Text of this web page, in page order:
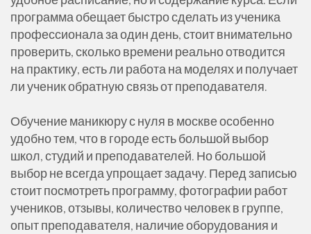
программа обещает быстро сделать из ученика
профессионала за один день, стоит внимательно
проверить, сколько времени реально отводится
на практику, есть ли работа на моделях и получает
ли ученик обратную связь от преподавателя.
Обучение маникюру с нуля в москве особенно
удобно тем, что в городе есть большой выбор
школ, студий и преподавателей. Но большой
выбор не всегда упрощает задачу. Перед записью
стоит посмотреть программу, фотографии работ
учеников, отзывы, количество человек в группе,
опыт преподавателя, наличие оборудования и